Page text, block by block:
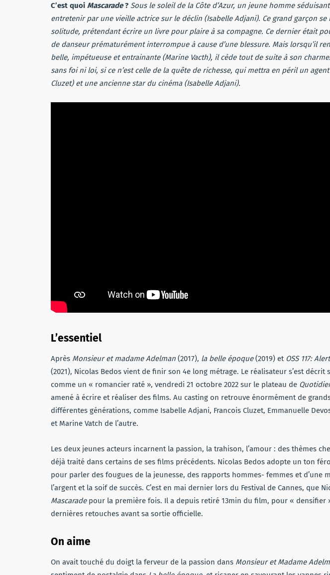
C’est quoi Mascarade? Sous le soleil de la Côte d’Azur, un jeune homme
entretenir par une vieille actrice sur le déclin (Isabelle Adjani). Ce grand garçon
solitude, prétendant écrire un livre pour plaire à sa compagne. Ce dernier était
de danseur prématurément interrompue à cause d’une blessure. Mais lorsqu’il
belle, impétueuse et entrainante (Marine Vacth), il cède tout de suite à son
sans foi ni loi, si ce n’est celle de la quête de richesse, qui mettra en péril un
Cluzet) et une ancienne star du cinéma (Isabelle Adjani).
L’essentiel
Après Monsieur et madame Adelman (2017), la belle époque(2019) et OSS 117:
(2021), Nicolas Bedos vient de finir son 4e long métrage. Le réalisateur s’est décrit
comme un « romancier raté », vendredi 21 octobre 2022 sur le plateau de
amené à écrire et réaliser des films. Au casting on retrouve énormément de
différentes générations, comme Isabelle Adjani, Francois Cluzet, Emmanuelle
et Marine Vatch de l’autre.
Les deux jeunes acteurs incarnent la passion, la trahison, l’amour : des thèmes
déjà traité dans certains de ses films précédents. Nicolas Bedos adopte un ton
pour parler des fougues de la jeunesse, des rapports hommes- femmes et d’une
l’argent et la soif de succès. C’est en mai dernier lors du Festival de Cannes, que
Mascarade pour la première fois. Il a depuis retiré 13min du film, pour « densifier
dernières retouches avant sa sortie officielle.
On aime
On avait touché du doigt la ferveur de la passion dans Monsieur et Madame